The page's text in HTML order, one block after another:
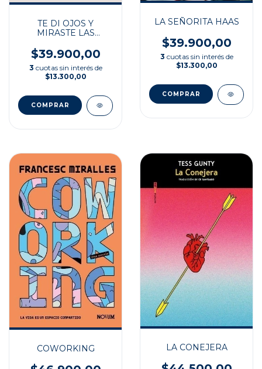
TE DI OJOS Y
MIRASTE LAS
$39.900,00
3 cuotas sin interés de
$13.300,00
LA SEÑORITA HAAS
$39.900,00
3 cuotas sin interés de
$13.300,00
COWORKING LA CONEJERA